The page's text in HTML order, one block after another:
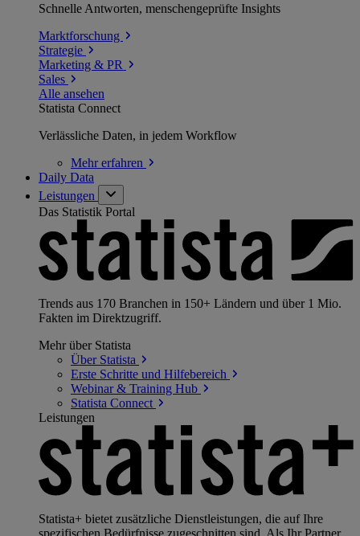
Schnelle Antworten, menschengeprüfte Insights
Marktforschung
Strategie
Marketing & PR
Sales
Alle ansehen
Statista Connect
Verlässliche Daten, in jedem Workflow
Mehrerfahren
Daily Data
Leistungen
Das Statistik Portal
Trends aus 170 Branchen in 150+ Ländern und über 1 Mio.
Fakten im Direktzugriff.
Mehr über Statista
Über Statista
Erste Schritte und Hilfebereich
Webinar & Training Hub
Statista Connect
Leistungen
Statista+ bietet zusätzliche Dienstleistungen, die auf Ihre
spezifischen Bedürfnisse zugeschnitten sind. Als Ihr Partner